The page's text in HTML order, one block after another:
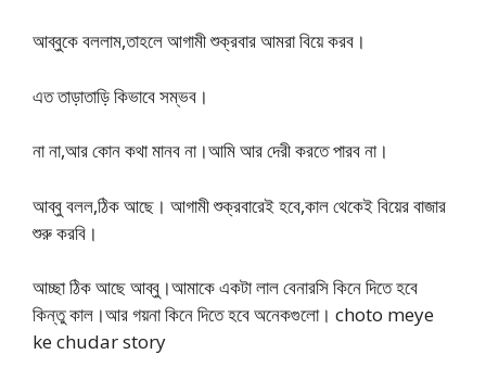
আব্বুকে বললাম,তাহলে আগামী শুক্রবার আমরা বিয়ে করব।
এত তাড়াতাড়ি কিভাবে সম্ভব।
না না,আর কোন কথা মানব না।আমি আর দেরী করতে পারব না।
আব্বু বলল,ঠিক আছে। আগামী শুক্রবারেই হবে,কাল থেকেই বিয়ের বাজার
শুরু করবি।
আচ্ছা ঠিক আছে আব্বু।আমাকে একটা লাল বেনারসি কিনে দিতে হবে
কিন্তু কাল।আর গয়না কিনে দিতে হবে অনেকগুলো। choto meye
ke chudar story